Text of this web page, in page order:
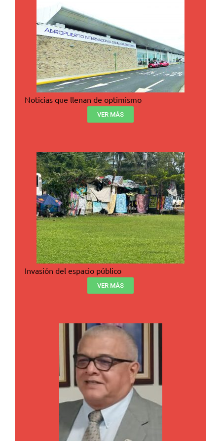
Noticias que llenan de optimismo
VER MÁS
Invasión del espacio público
VER MÁS